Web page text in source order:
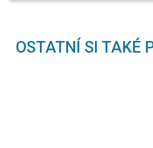
OSTATNÍ SI TAKÉ